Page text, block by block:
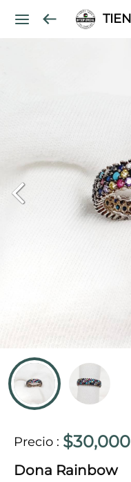
Precio : $30,000
Dona Rainbow